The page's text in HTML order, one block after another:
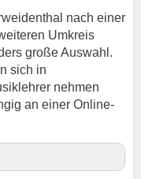
nach einer
Umkreis
große Auswahl.
sich in
nehmen
an einer Online-